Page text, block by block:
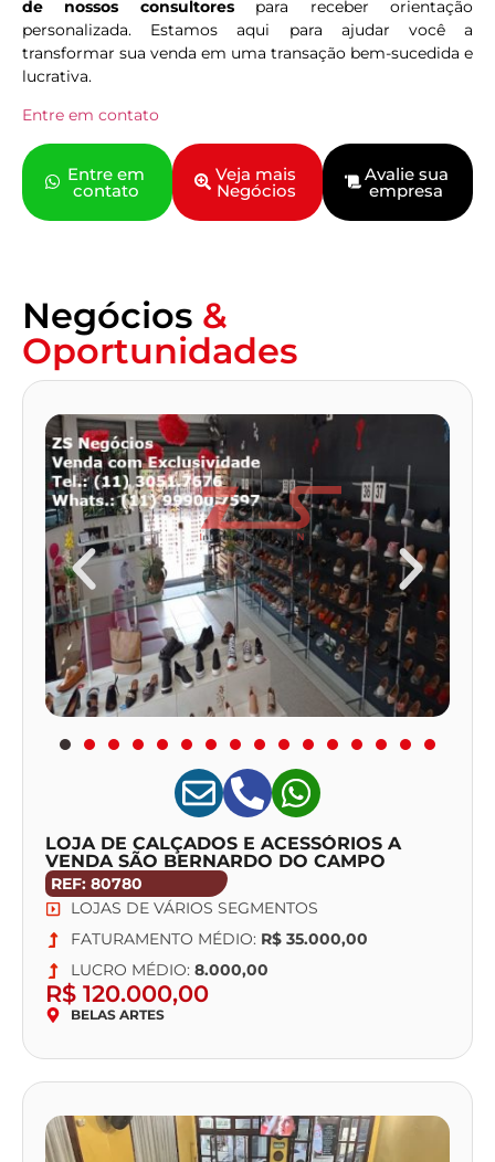
de nossos consultorespara receber orientação
personalizada. Estamos aqui para ajudar você a
transformar sua venda em uma transação bem-sucedida e
lucrativa.
Entre em contato
Entre em
contato
Veja mais
Negócios
Avalie sua
empresa
Negócios &
Oportunidades
LOJA DE CALÇADOS E ACESSÓRIOS A
VENDA SÃO BERNARDO DO CAMPO
REF: 80780
LOJAS DE VÁRIOS SEGMENTOS
FATURAMENTO MÉDIO: R$ 35.000,00
LUCRO MÉDIO: 8.000,00
R$ 120.000,00
BELAS ARTES